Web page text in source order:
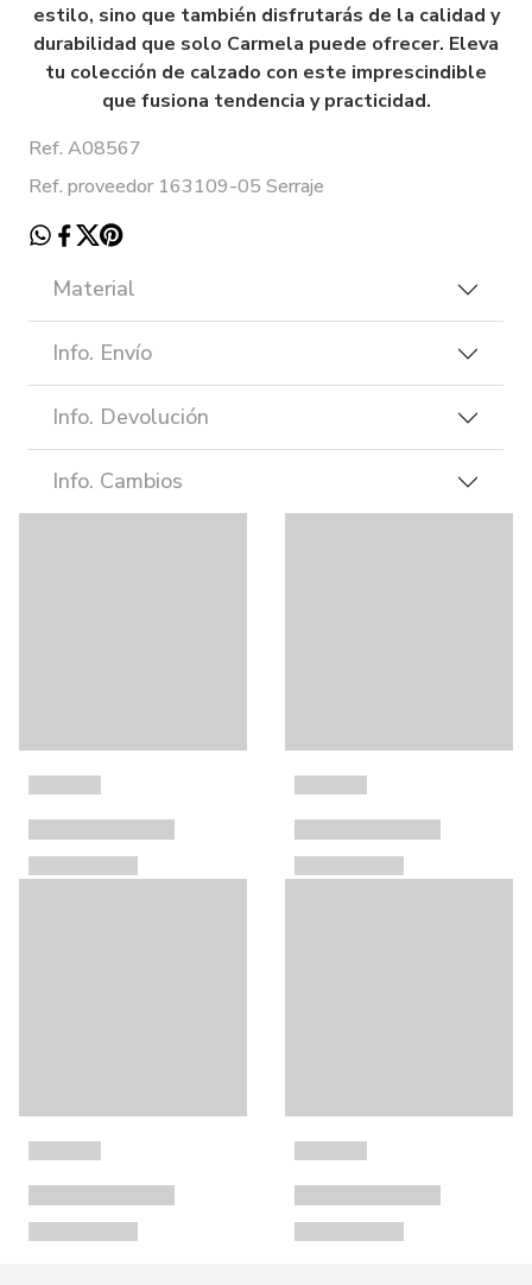
estilo, sino que también disfrutarás de la calidad y
durabilidad que solo Carmela puede ofrecer. Eleva
tu colección de calzado con este imprescindible
que fusiona tendencia y practicidad.
Ref. A08567
Ref. proveedor 163109-05 Serraje
Material
Info. Envío
Info. Devolución
Info. Cambios